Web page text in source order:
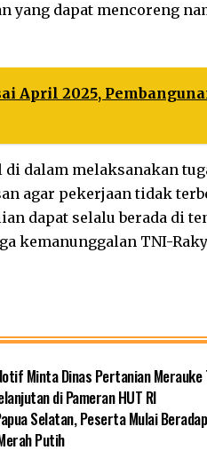
yang dapat mencoreng
April 2025,
dalam melaksanakan
agar pekerjaan tidak
dapat selalu berada di
kemanunggalan TNI-
Minta Dinas Pertanian
di Pameran HUT RI
Selatan, Peserta Mulai
Putih